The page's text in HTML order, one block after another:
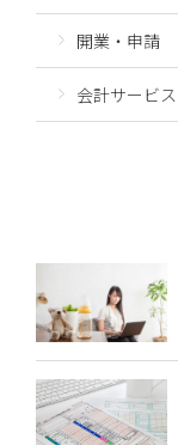
開業・申請
会計サービス